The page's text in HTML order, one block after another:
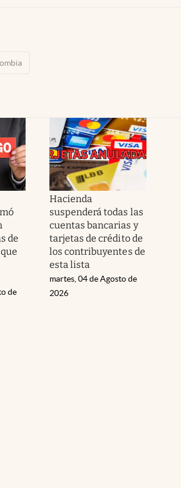
de
de
Hacienda
suspenderá todas las
cuentas bancarias y
tarjetas de crédito de
los contribuyentes de
esta lista
martes, 04 de Agosto de
2026